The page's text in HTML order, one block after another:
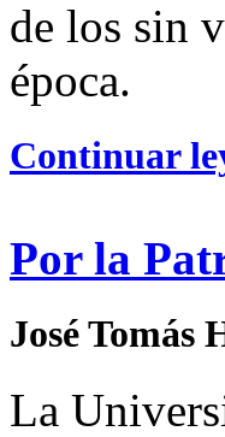
de los sin
época.
Continuar
Por la
José Tomás
La